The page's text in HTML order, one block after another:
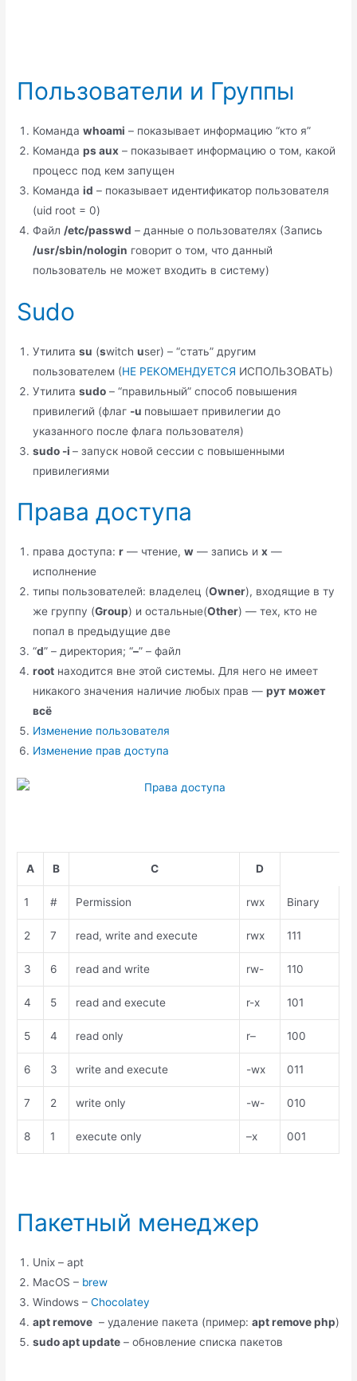
Пользователи и Группы
Командаwhoami – показывает информацию “кто я”
Командаps aux – показывает информацию о том, какой
процесс под кем запущен
Командаid – показывает идентификатор пользователя
(uid root = 0)
Файл /etc/passwd – данные о пользователях (Запись
/usr/sbin/nologin говорит о том, что данный
пользователь не может входить в систему)
Sudo
Утилитаsu (switchuser) – “стать” другим
пользователем (НЕ РЕКОМЕНДУЕТСЯ ИСПОЛЬЗОВАТЬ)
Утилитаsudo – “правильный” способ повышения
привилегий (флаг -u повышает привилегии до
указанного после флага пользователя)
sudo -i– запуск новой сессии с повышенными
привилегиями
Права доступа
права доступа:r — чтение,w — запись иx —
исполнение
типы пользователей: владелец (Owner), входящие в ту
же группу (Group) и остальные(Other) — тех, кто не
попал в предыдущие две
“d” – директория; “–” – файл
root находится вне этой системы. Для него не имеет
никакого значения наличие любых прав —рут может
всё
Изменение пользователя
Изменение прав доступа
A B C D
1 # Permission rwx Binary
2 7 read, write and execute rwx 111
3 6 read and write rw- 110
4 5 read and execute r-x 101
5 4 read only r– 100
6 3 write and execute -wx 011
7 2 write only -w- 010
8 1 execute only –x 001
Пакетный менеджер
Unix – apt
MacOS – brew
Windows –Chocolatey
apt remove – удаление пакета (пример:apt remove php)
sudo apt update – обновление списка пакетов